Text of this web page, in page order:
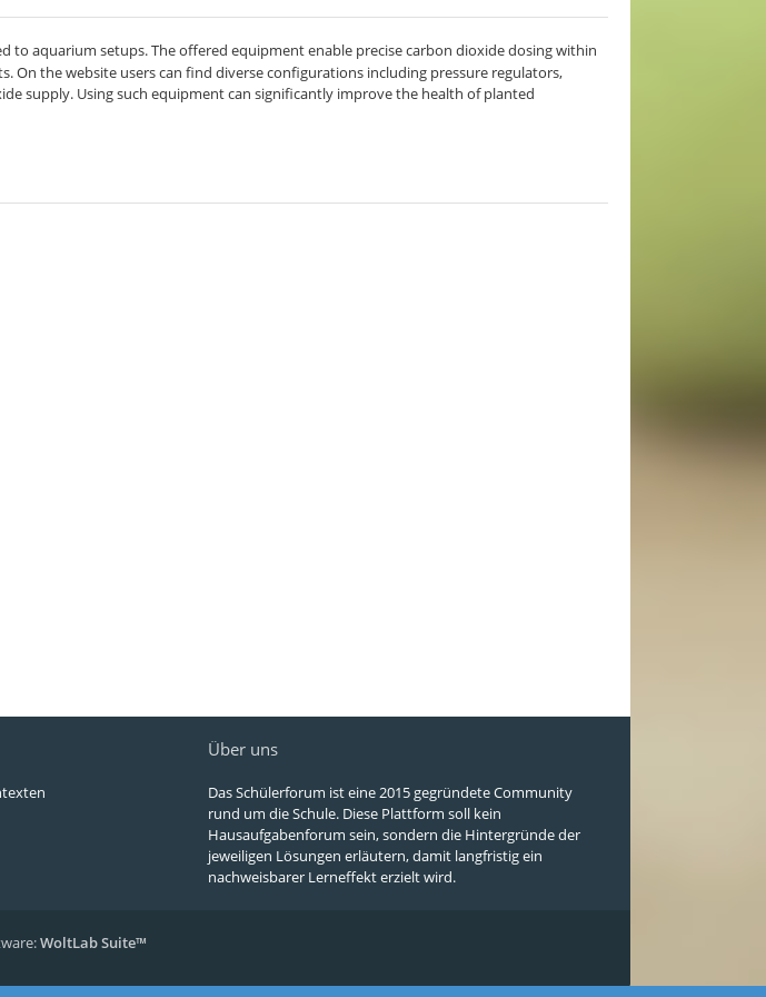
to aquarium setups. The offered equipment enable precise carbon dioxide dosing within
On the website users can find diverse configurations including pressure regulators,
supply. Using such equipment can significantly improve the health of planted
Über uns
Das Schülerforum ist eine 2015 gegründete Community
rund um die Schule. Diese Plattform soll kein
Hausaufgabenforum sein, sondern die Hintergründe der
jeweiligen Lösungen erläutern, damit langfristig ein
nachweisbarer Lerneffekt erzielt wird.
WoltLab Suite™